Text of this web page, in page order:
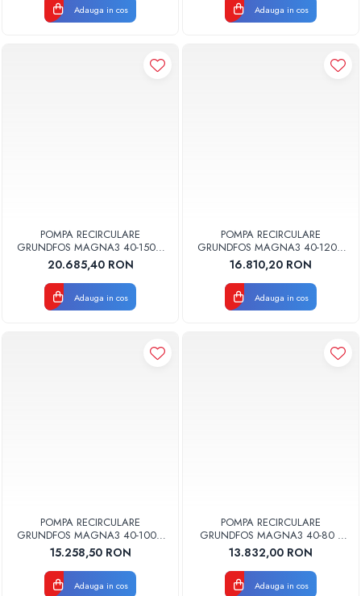
Adauga in cos Adauga in cos
POMPA RECIRCULARE
GRUNDFOS MAGNA3 40-150 F
N 250 CORP INOX 97924352
20.685,40 RON
Adauga in cos
POMPA RECIRCULARE
GRUNDFOS MAGNA3 40-120 F
N 250 CORP INOX 97924351
16.810,20 RON
Adauga in cos
POMPA RECIRCULARE
GRUNDFOS MAGNA3 40-100 F
N 220 CORP INOX 97924350
15.258,50 RON
Adauga in cos
POMPA RECIRCULARE
GRUNDFOS MAGNA3 40-80 F
N 220 CORP INOX 97924349
13.832,00 RON
Adauga in cos